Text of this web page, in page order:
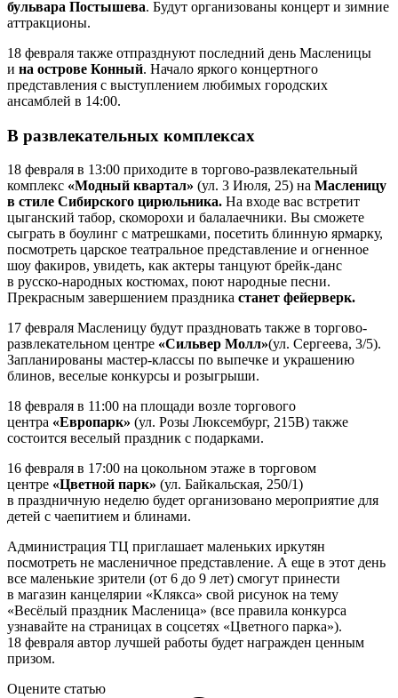
бульвара Постышева. Будут организованы концерт и зимние
аттракционы.
18 февраля также отпразднуют последний день Масленицы
и на острове Конный. Начало яркого концертного
представления с выступлением любимых городских
ансамблей в 14:00.
В развлекательных комплексах
18 февраля в 13:00 приходите в торгово-развлекательный
комплекс «Модный квартал» (ул. 3 Июля, 25) на Масленицу
в стиле Сибирского цирюльника. На входе вас встретит
цыганский табор, скоморохи и балалаечники. Вы сможете
сыграть в боулинг с матрешками, посетить блинную ярмарку,
посмотреть царское театральное представление и огненное
шоу факиров, увидеть, как актеры танцуют брейк-данс
в русско-народных костюмах, поют народные песни.
Прекрасным завершением праздника станет фейерверк.
17 февраля Масленицу будут праздновать также в торгово-
развлекательном центре «Сильвер Молл»(ул. Сергеева, 3/5).
Запланированы мастер-классы по выпечке и украшению
блинов, веселые конкурсы и розыгрыши.
18 февраля в 11:00 на площади возле торгового
центра «Европарк» (ул. Розы Люксембург, 215В) также
состоится веселый праздник с подарками.
16 февраля в 17:00 на цокольном этаже в торговом
центре «Цветной парк» (ул. Байкальская, 250/1)
в праздничную неделю будет организовано мероприятие для
детей с чаепитием и блинами.
Администрация ТЦ приглашает маленьких иркутян
посмотреть не масленичное представление. А еще в этот день
все маленькие зрители (от 6 до 9 лет) смогут принести
в магазин канцелярии «Клякса» свой рисунок на тему
«Весёлый праздник Масленица» (все правила конкурса
узнавайте на страницах в соцсетях «Цветного парка»).
18 февраля автор лучшей работы будет награжден ценным
призом.
Оцените статью